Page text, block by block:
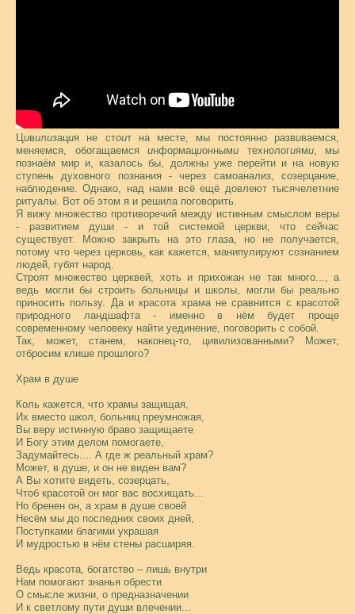
Цивилизация не стоит на месте, мы постоянно развиваемся,
меняемся, обогащаемся информационными технологиями, мы
познаём мир и, казалось бы, должны уже перейти и на новую
ступень духовного познания - через самоанализ, созерцание,
наблюдение. Однако, над нами всё ещё довлеют тысячелетние
ритуалы. Вот об этом я и решила поговорить.
Я вижу множество противоречий между истинным смыслом веры
- развитием души - и той системой церкви, что сейчас
существует. Можно закрыть на это глаза, но не получается,
потому что через церковь, как кажется, манипулируют сознанием
людей, губят народ.
Строят множество церквей, хоть и прихожан не так много..., а
ведь могли бы строить больницы и школы, могли бы реально
приносить пользу. Да и красота храма не сравнится с красотой
природного ландшафта - именно в нём будет проще
современному человеку найти уединение, поговорить с собой.
Так, может, станем, наконец-то, цивилизованными? Может,
отбросим клише прошлого?
Храм в душе
Коль кажется, что храмы защищая,
Их вместо школ, больниц преумножая,
Вы веру истинную браво защищаете
И Богу этим делом помогаете,
Задумайтесь.... А где ж реальный храм?
Может, в душе, и он не виден вам?
А Вы хотите видеть, созерцать,
Чтоб красотой он мог вас восхищать...
Но бренен он, а храм в душе своей
Несём мы до последних своих дней,
Поступками благими украшая
И мудростью в нём стены расширяя.
Ведь красота, богатство – лишь внутри
Нам помогают знанья обрести
О смысле жизни, о предназначении
И к светлому пути души влечении...